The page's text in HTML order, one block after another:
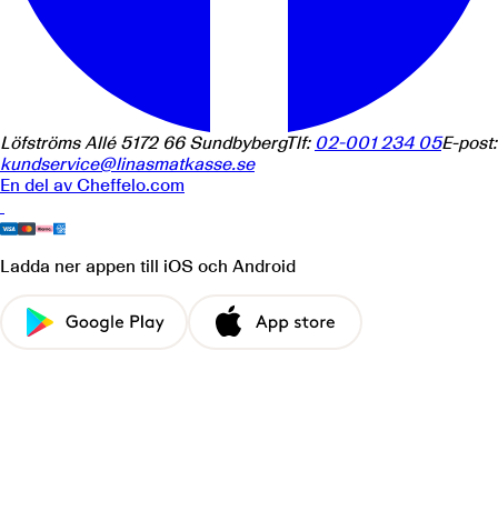
Löfströms Allé 5172 66 SundbybergTlf: 02-001 234 05E-post:
kundservice@linasmatkasse.se
En del av Cheffelo.com
Ladda ner appen till iOS och Android